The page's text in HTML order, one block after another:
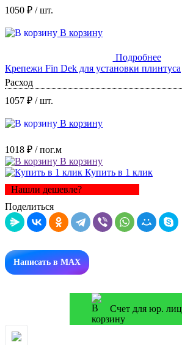
1050 ₽ / шт.
В корзину
Подробнее
Крепежи Fin Dek для установки плинтуса
Расход
1057 ₽ / шт.
В корзину
1018 ₽ / пог.м
В корзину
Купить в 1 клик
Нашли дешевле?
Поделиться
Написать в MAX
Счет для юр. лиц